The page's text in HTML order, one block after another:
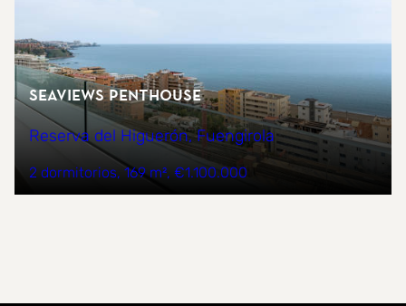
Seaviews penthouse
Reserva del Higuerón, Fuengirola
2 dormitorios 169 m² €1.100.000